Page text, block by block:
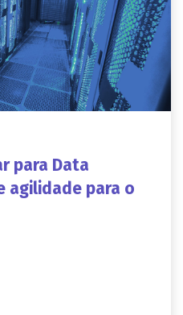
para Data
agilidade para o